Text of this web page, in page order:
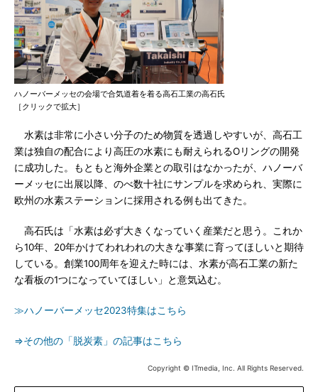
ハノーバーメッセの会場で合気道着を着る高石工業の高石氏
［クリックで拡大］
水素は非常に小さい分子のため物質を透過しやすいが、高石工
業は独自の配合により高圧の水素にも耐えられるOリングの開発
に成功した。もともと海外企業との取引はなかったが、ハノーバ
ーメッセに出展以降、のべ数十社にサンプルを求められ、実際に
欧州の水素ステーションに採用される例も出てきた。
高石氏は「水素は必ず大きくなっていく産業だと思う。これか
ら10年、20年かけてわれわれの大きな事業に育ってほしいと期待
している。創業100周年を迎えた時には、水素が高石工業の新た
な看板の1つになっていてほしい」と意気込む。
≫ハノーバーメッセ2023特集はこちら
⇒その他の「脱炭素」の記事はこちら
Copyright © ITmedia, Inc. All Rights Reserved.